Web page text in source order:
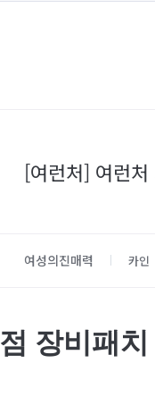
[여런처] 여런
여성의진매력 카인
장비패